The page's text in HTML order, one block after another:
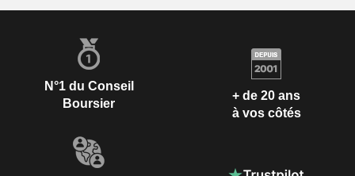
N°1 du Conseil
Boursier
+ de 20 ans
à vos côtés